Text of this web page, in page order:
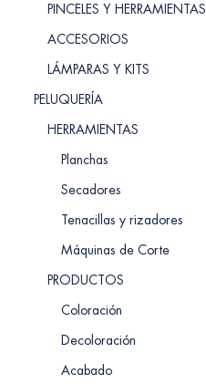
PINCELES Y HERRAMIENTAS
ACCESORIOS
LÁMPARAS Y KITS
PELUQUERÍA
HERRAMIENTAS
Planchas
Secadores
Tenacillas y rizadores
Máquinas de Corte
PRODUCTOS
Coloración
Decoloración
Acabado